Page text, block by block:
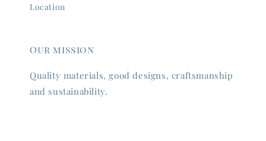
Location
Our mission
Quality materials, good designs, craftsmanship
and sustainability.